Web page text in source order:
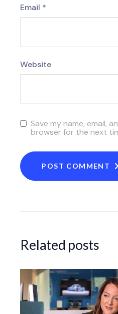
Email *
Website
Save my name, email,
browser for the next
POST COMMENT
Related posts